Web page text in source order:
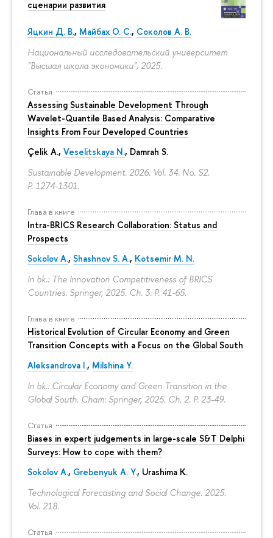
сценарии развития
Яцкин Д. В., Майбах О. С., Соколов А. В.
Национальный исследовательский университет
"Высшая школа экономики", 2025.
Статья
Assessing Sustainable Development Through
Wavelet-Quantile Based Analysis: Comparative
Insights From Four Developed Countries
Çelik A., Veselitskaya N., Damrah S.
Sustainable Development. 2026. Vol. 34. No. S2.
P. 1274-1301.
Глава в книге
Intra-BRICS Research Collaboration: Status and
Prospects
Sokolov A., Shashnov S. A., Kotsemir M. N.
In bk.: The Innovation Competitiveness of BRICS
Countries. Springer, 2025. Ch. 3. P. 41-65.
Глава в книге
Historical Evolution of Circular Economy and Green
Transition Concepts with a Focus on the Global South
Aleksandrova I., Milshina Y.
In bk.: Circular Economy and Green Transition in the
Global South. Cham: Springer, 2025. Ch. 2. P. 23-49.
Статья
Biases in expert judgements in large-scale S&T Delphi
Surveys: How to cope with them?
Sokolov A., Grebenyuk A. Y., Urashima K.
Technological Forecasting and Social Change. 2025.
Vol. 218.
Статья